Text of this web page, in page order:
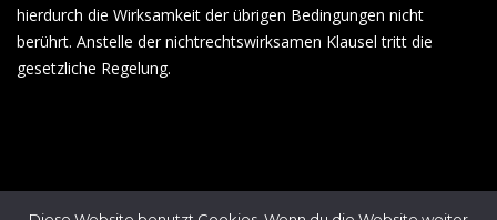
hierdurch die Wirksamkeit der übrigen Bedingungen nicht
berührt. Anstelle der nichtrechtswirksamen Klausel tritt die
gesetzliche Regelung.